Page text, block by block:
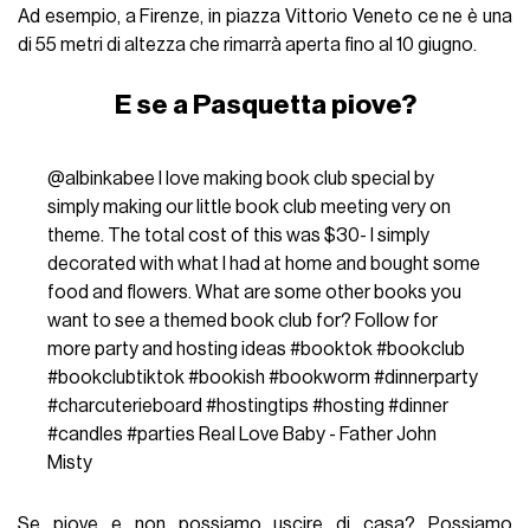
Ad esempio, a Firenze, in piazza Vittorio Veneto ce ne è una
di 55 metri di altezza che rimarrà aperta fino al 10 giugno.
E se a Pasquetta piove?
@albinkabee I love making book club special by
simply making our little book club meeting very on
theme. The total cost of this was $30- I simply
decorated with what I had at home and bought some
food and flowers. What are some other books you
want to see a themed book club for? Follow for
more party and hosting ideas #booktok #bookclub
#bookclubtiktok #bookish #bookworm #dinnerparty
#charcuterieboard #hostingtips #hosting #dinner
#candles #parties Real Love Baby - Father John
Misty